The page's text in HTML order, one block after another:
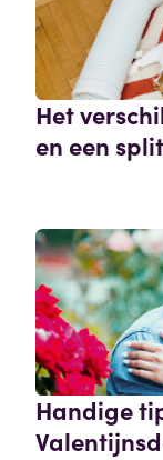
Het
en een
Handige